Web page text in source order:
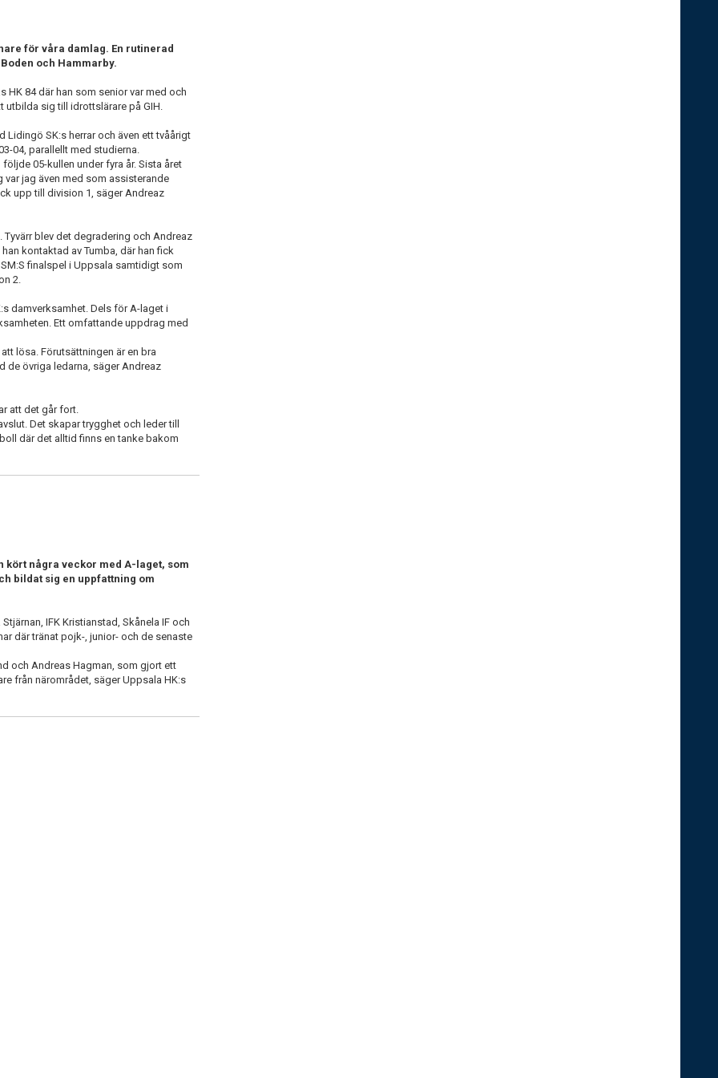
för våra damlag. En rutinerad
och Hammarby.
HK 84 där han som senior var med och
utbilda sig till idrottslärare på GIH.
Lidingö SK:s herrar och även ett tvåårigt
04, parallellt med studierna.
05-kullen under fyra år. Sista året
jag även med som assisterande
upp till division 1, säger Andreaz
blev det degradering och Andreaz
kontaktad av Tumba, där han fick
finalspel i Uppsala samtidigt som
2.
damverksamhet. Dels för A-laget i
Ett omfattande uppdrag med
lösa. Förutsättningen är en bra
de övriga ledarna, säger Andreaz
att det går fort.
Det skapar trygghet och leder till
där det alltid finns en tanke bakom
kört några veckor med A-laget, som
bildat sig en uppfattning om
IFK Kristianstad, Skånela IF och
där tränat pojk-, junior- och de senaste
och Andreas Hagman, som gjort ett
från närområdet, säger Uppsala HK:s